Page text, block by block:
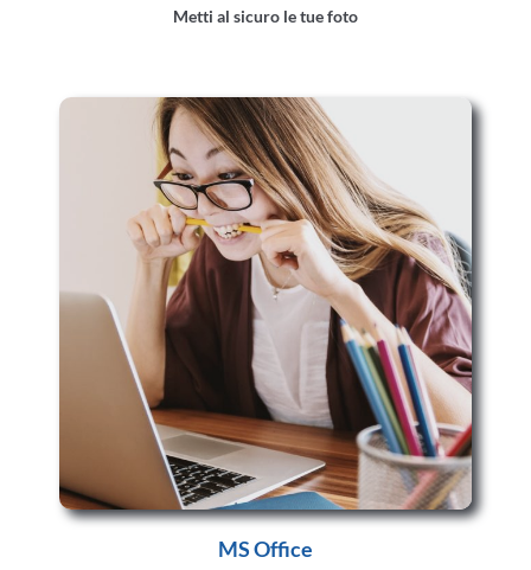
Metti al sicuro le tue foto
MS Office